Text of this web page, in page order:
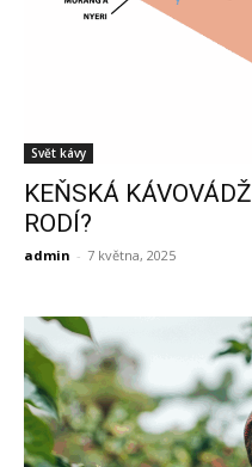
Svět kávy
KEŇSKÁ
RODÍ?
admin - 7 května, 2025